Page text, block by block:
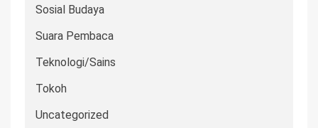
Sosial Budaya
Suara Pembaca
Teknologi/Sains
Tokoh
Uncategorized